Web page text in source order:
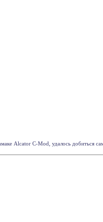
Alcator C-Mod, удалось добиться